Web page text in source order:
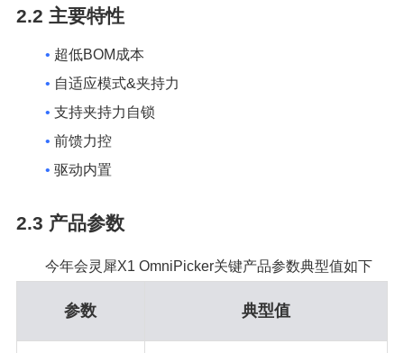
2.2 主要特性
• 超低BOM成本
• 自适应模式&夹持力
• 支持夹持力自锁
• 前馈力控
• 驱动内置
2.3 产品参数
今年会灵犀X1 OmniPicker关键产品参数典型值如下
参数 典型值